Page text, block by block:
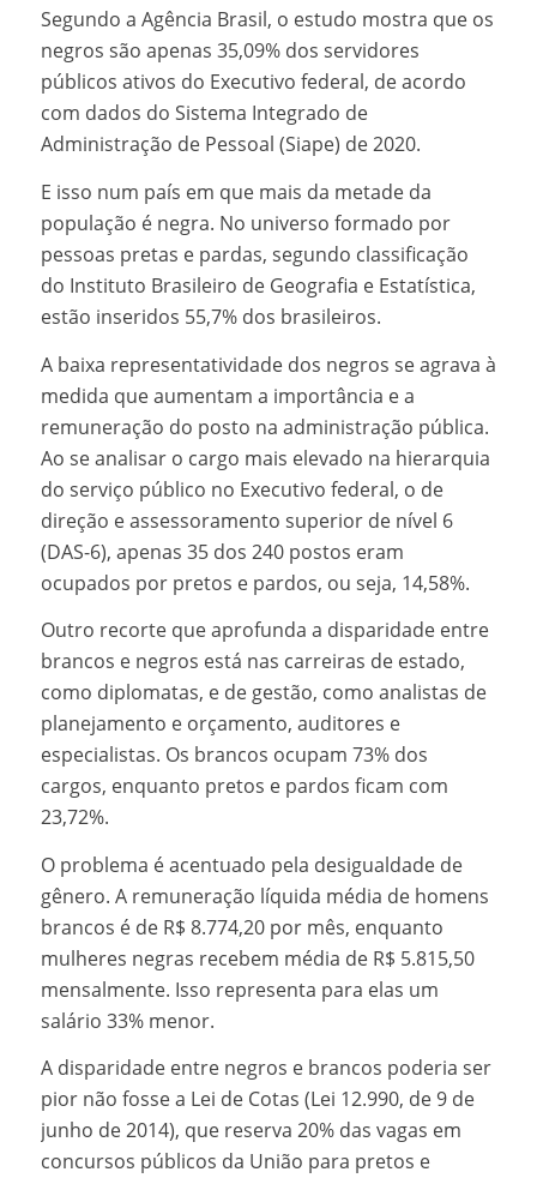
Segundo a Agência Brasil, o estudo mostra que os
negros são apenas 35,09% dos servidores
públicos ativos do Executivo federal, de acordo
com dados do Sistema Integrado de
Administração de Pessoal (Siape) de 2020.
E isso num país em que mais da metade da
população é negra. No universo formado por
pessoas pretas e pardas, segundo classificação
do Instituto Brasileiro de Geografia e Estatística,
estão inseridos 55,7% dos brasileiros.
A baixa representatividade dos negros se agrava à
medida que aumentam a importância e a
remuneração do posto na administração pública.
Ao se analisar o cargo mais elevado na hierarquia
do serviço público no Executivo federal, o de
direção e assessoramento superior de nível 6
(DAS-6), apenas 35 dos 240 postos eram
ocupados por pretos e pardos, ou seja, 14,58%.
Outro recorte que aprofunda a disparidade entre
brancos e negros está nas carreiras de estado,
como diplomatas, e de gestão, como analistas de
planejamento e orçamento, auditores e
especialistas. Os brancos ocupam 73% dos
cargos, enquanto pretos e pardos ficam com
23,72%.
O problema é acentuado pela desigualdade de
gênero. A remuneração líquida média de homens
brancos é de R$ 8.774,20 por mês, enquanto
mulheres negras recebem média de R$ 5.815,50
mensalmente. Isso representa para elas um
salário 33% menor.
A disparidade entre negros e brancos poderia ser
pior não fosse a Lei de Cotas (Lei 12.990, de 9 de
junho de 2014), que reserva 20% das vagas em
concursos públicos da União para pretos e